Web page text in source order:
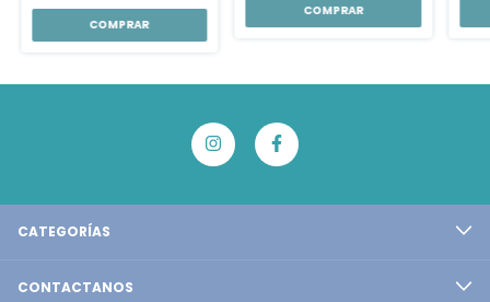
COMPRAR
COMPRAR
CATEGORÍAS
CONTACTANOS